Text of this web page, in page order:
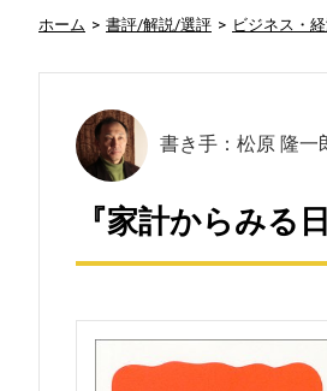
ホーム 書評/解説/選評 ビジネス・
書き手：松原 隆一
『家計からみる